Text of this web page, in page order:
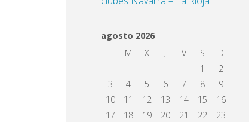
agosto 2026
L
M X J V S
D
1
2
3
4 5 6 7 8
9
10
11 12 13 14 15
16
17
18 19 20 21 22
23